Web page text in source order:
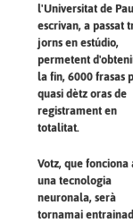
l'Universitat de
escrivan, a passat
jorns en estúdio,
permetent
la fin, 6000 frasas
quasi dètz oras de
registrament en
totalitat.
Votz, que fonciona
una tecnologia
neuronala, serà
tornamai